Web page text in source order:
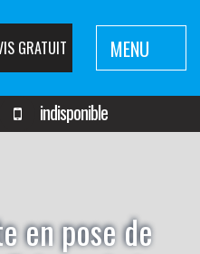
GRATUIT MENU
indisponible
en pose de